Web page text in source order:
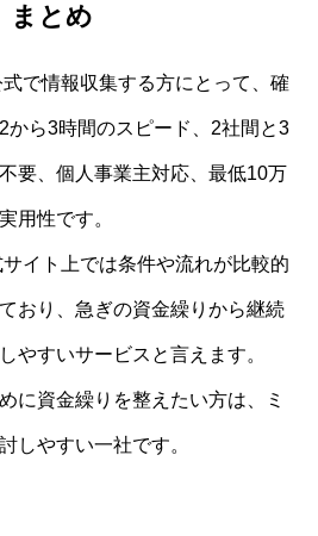
まとめ
で情報収集する方にとって、確
から3時間のスピード、2社間と3
要、個人事業主対応、最低10万
用性です。
イト上では条件や流れが比較的
おり、急ぎの資金繰りから継続
やすいサービスと言えます。
に資金繰りを整えたい方は、ミ
しやすい一社です。